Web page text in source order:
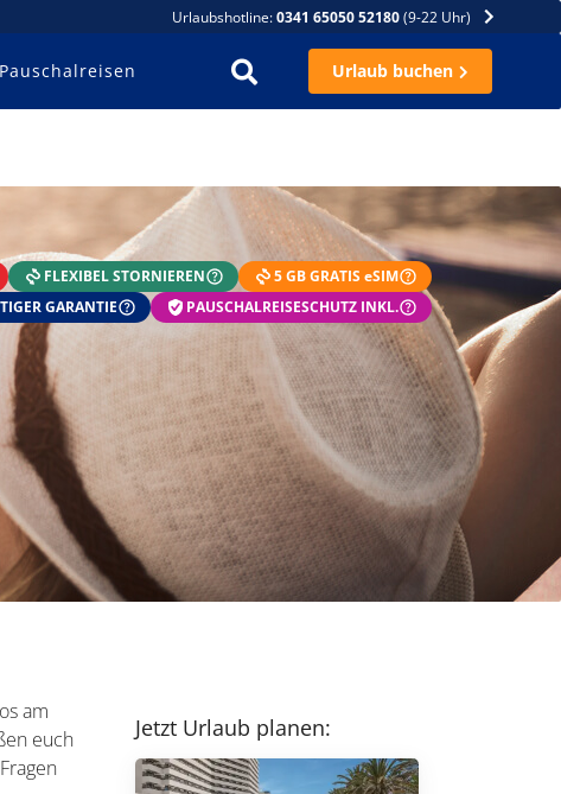
Urlaubshotline:0341 65050 52180(9-22 Uhr)
Pauschalreisen Urlaub buchen
FLEXIBEL STORNIEREN
5 GB GRATIS eSIM
GARANTIE
PAUSCHALREISESCHUTZ INKL.
am
euch
Jetzt Urlaub planen: